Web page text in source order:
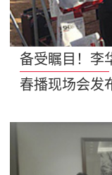
备受瞩目！李
春播现场会发